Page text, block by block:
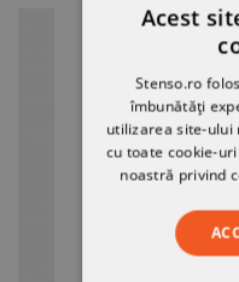
Acest
Stenso.ro
îmbunătăți
utilizarea site-ului
cu toate cookie-
noastră privind